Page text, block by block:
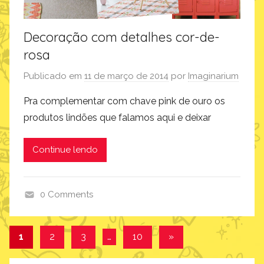
Decoração com detalhes cor-de-
rosa
Publicado em 11 de março de 2014 por Imaginarium
Pra complementar com chave pink de ouro os
produtos lindões que falamos aqui e deixar
Continue lendo
r
e
0 Comments
Navegação
por
1 2 3 … 10
Post
seguinte
»